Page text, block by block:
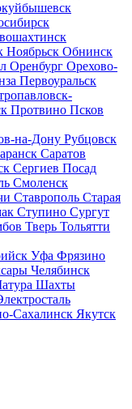
Ноябрьск Обнинск
Оренбург Орехово-
Первоуральск
Протвино Псков
на-Дону Рубцовск
Саратов
Сергиев Посад
Смоленск
Ставрополь Старая
Ступино Сургут
Тверь Тольятти
Уфа Фрязино
Челябинск
Шахты
Сахалинск Якутск